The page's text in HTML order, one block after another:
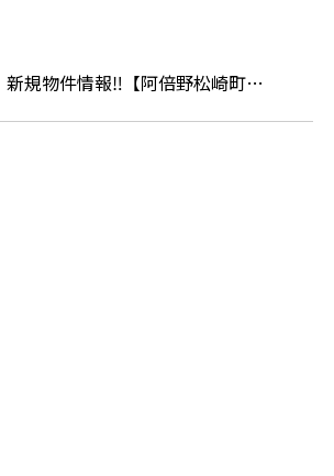
新規物件情報‼【阿倍野松崎町…